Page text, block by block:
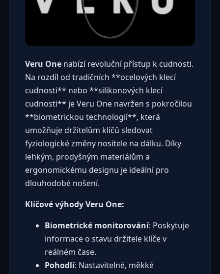
Veru Onenabízí revoluční přístup k cudnosti.
Na rozdíl od tradičních **ocelových klecí
cudnosti** nebo **silikonových klecí
cudnosti** je Veru One navržen s pokročilou
**biometrickou technologií**, která
umožňuje držitelům klíčů sledovat
fyziologické změny nositele na dálku. Díky
lehkým, prodyšným materiálům a
ergonomickému designu je ideální pro
dlouhodobé nošení.
Klíčové výhody Veru One:
Biometrické monitorování: Poskytuje
informace o stavu držitele klíče v
reálném čase.
Pohodlí: Nastavitelné, měkké